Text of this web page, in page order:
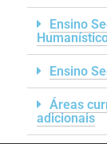
Ensino
Ensino
Áreas
adicionais